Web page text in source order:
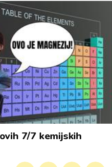
7/7 kemijskih